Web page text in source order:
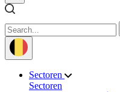
Sectoren
Sectoren